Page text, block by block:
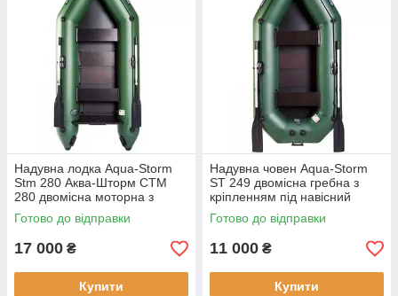
Надувна лодка Aqua-Storm
Stm 280 Аква-Шторм СТМ
280 двомісна моторна з
транцем під мотор та з
привальним брусом
Готово до відправки
17 000 ₴
Купити
Надувна човен Aqua-Storm
ST 249 двомісна гребна з
кріпленням під навісний
транець дно з сланями ПВХ
850 г/м²
Готово до відправки
11 000 ₴
Купити